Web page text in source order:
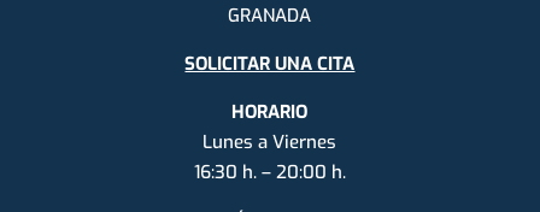
GRANADA
SOLICITAR UNA CITA
HORARIO
Lunes a Viernes
16:30 h. – 20:00 h.